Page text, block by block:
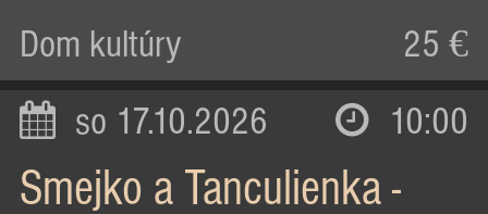
Dom kultúry 25 €
so 17.10.2026 10:00
Smejko a Tanculienka -